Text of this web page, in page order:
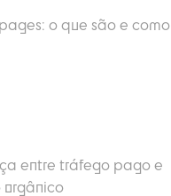
o que são e como
entre tráfego pago e